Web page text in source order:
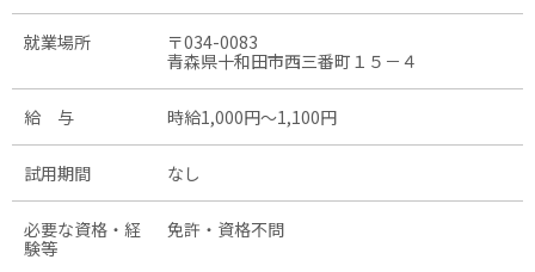
就業場所
〒034-0083
青森県十和田市西三番町１５－４
給 与 時給1,000円〜1,100円
試用期間 なし
必要な資格・経
験等
免許・資格不問